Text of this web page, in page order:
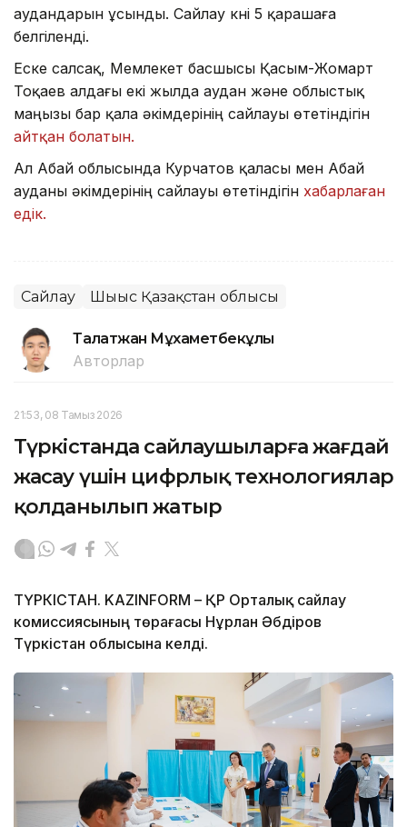
аудандарын ұсынды. Сайлау күні 5 қарашаға
белгіленді.
Еске салсақ, Мемлекет басшысы Қасым-Жомарт
Тоқаев алдағы екі жылда аудан және облыстық
маңызы бар қала әкімдерінің сайлауы өтетіндігін
айтқан болатын.
Ал Абай облысында Курчатов қаласы мен Абай
ауданы әкімдерінің сайлауы өтетіндігін хабарлаған
едік.
Сайлау Шығыс Қазақстан облысы
Талғатжан Мұхаметбекұлы
Авторлар
21:53, 08 Тамыз 2026
Түркістанда сайлаушыларға жағдай
жасау үшін цифрлық технологиялар
қолданылып жатыр
ТҮРКІСТАН. KAZINFORM – ҚР Орталық сайлау
комиссиясының төрағасы Нұрлан Әбдіров
Түркістан облысына келді.